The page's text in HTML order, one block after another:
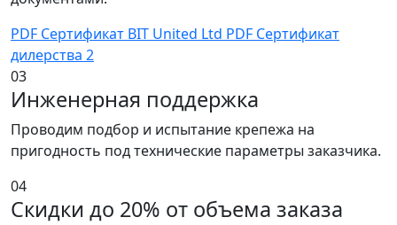
PDF Сертификат BIT United Ltd PDF Сертификат
дилерства 2
03
Инженерная поддержка
Проводим подбор и испытание крепежа на
пригодность под технические параметры заказчика.
04
Скидки до 20% от объема заказа